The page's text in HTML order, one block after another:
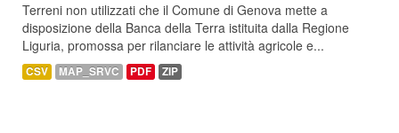
Terreni non utilizzati che il Comune di Genova mette a
disposizione della Banca della Terra istituita dalla Regione
Liguria, promossa per rilanciare le attività agricole e...
CSV MAP_SRVC PDF ZIP